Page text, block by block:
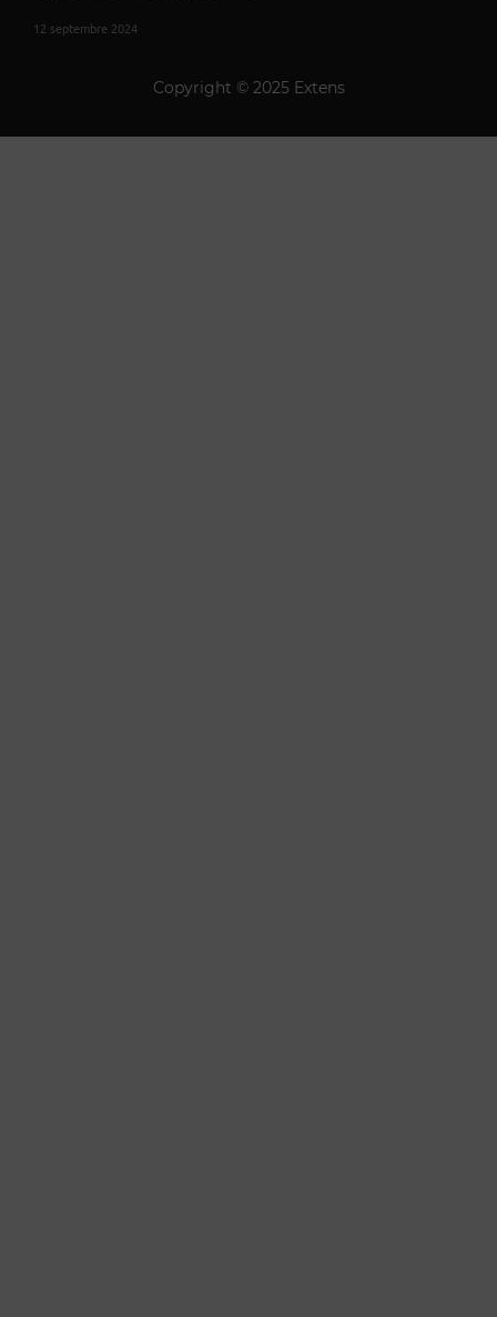
12 septembre 2024
Copyright © 2025 Extens